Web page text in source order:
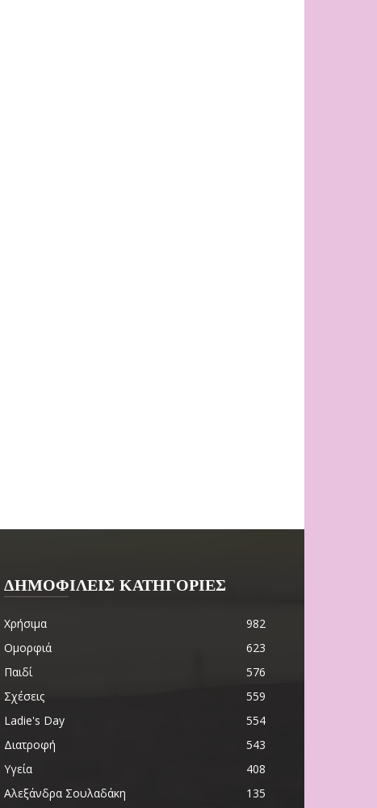
ΔΗΜΟΦΙΛΕΙΣ ΚΑΤΗΓΟΡΙΕΣ
Χρήσιμα
982
Ομορφιά
623
Παιδί
576
Σχέσεις
559
Ladie's Day
554
Διατροφή
543
Υγεία
408
Αλεξάνδρα Σουλαδάκη
135